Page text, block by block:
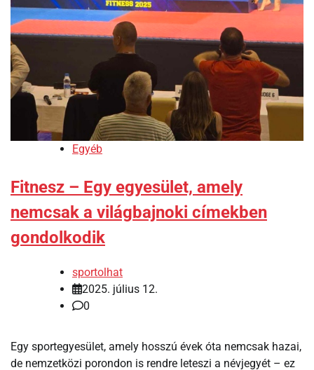
Egyéb
Fitnesz – Egy egyesület, amely
nemcsak a világbajnoki címekben
gondolkodik
sportolhat
2025. július 12.
0
Egy sportegyesület, amely hosszú évek óta nemcsak hazai,
de nemzetközi porondon is rendre leteszi a névjegyét – ez